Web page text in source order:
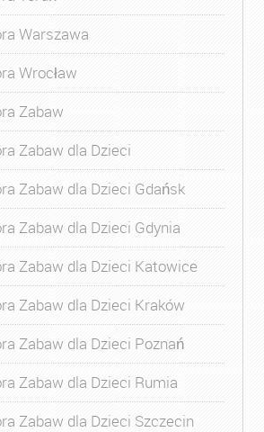
Warszawa
Wrocław
Zabaw
Zabaw dla Dzieci
Zabaw dla Dzieci Gdańsk
Zabaw dla Dzieci Gdynia
Zabaw dla Dzieci Katowice
Zabaw dla Dzieci Kraków
Zabaw dla Dzieci Poznań
Zabaw dla Dzieci Rumia
Zabaw dla Dzieci Szczecin